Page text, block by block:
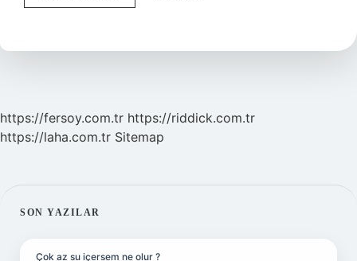
Zeka
Demek
https://fersoy.com.tr https://riddick.com.tr
https://laha.com.tr Sitemap
SIDEBAR
SON YAZILAR
Çok az su içersem ne olur ?